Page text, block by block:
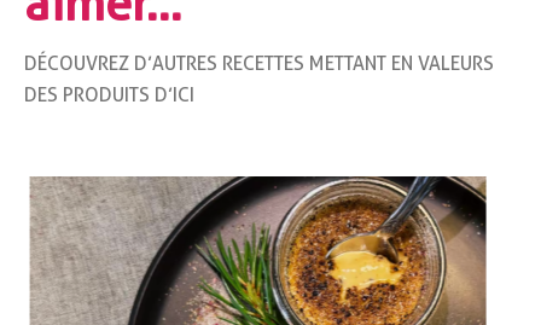
DÉCOUVREZ D’AUTRES RECETTES METTANT EN VALEURS
DES PRODUITS D’ICI